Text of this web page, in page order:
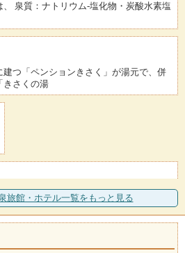
、 泉質：ナトリウム-塩化物・炭酸水素塩
建つ「ペンションきさく」が湯元で、併
きさくの湯
に囲まれた中紀の集落にある温泉。周
さでも知ら
旅館・ホテル一覧をもっと見る